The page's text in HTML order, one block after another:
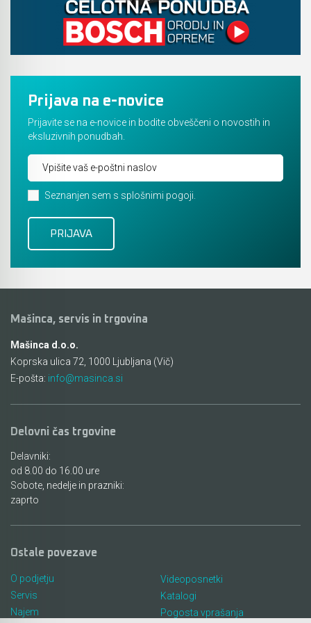
Prijava na e-novice
Prijavite se na e-novice in bodite obveščeni o novostih in
eksluzivnih ponudbah.
Seznanjen sem s splošnimi pogoji.
Mašinca, servis in trgovina
Mašinca d.o.o.
Koprska ulica 72, 1000 Ljubljana (Vič)
E-pošta: info@masinca.si
Delovni čas trgovine
Delavniki:
od 8.00 do 16.00 ure
Sobote, nedelje in prazniki:
zaprto
Ostale povezave
O podjetju
Servis
Najem
Videoposnetki
Katalogi
Pogosta vprašanja
Akumulatorski vezalci in rezalniki armature &
navojnih palic
Akumulatorska mikrovalovna pečica
Akumulatorski čistilniki